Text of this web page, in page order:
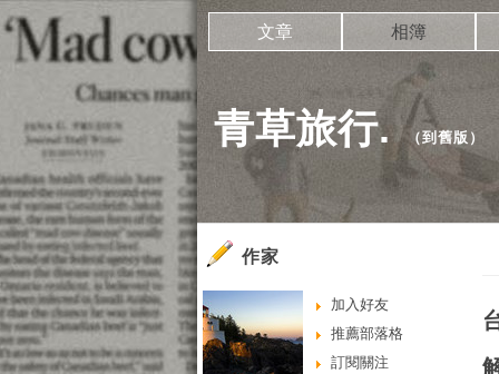
青草旅行.（到舊版 ）
文章 相簿
作家
加入好友
推薦部落格
訂閱關注